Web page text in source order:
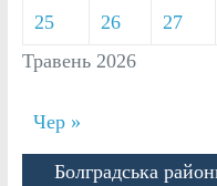
Травень 2026
25 26 27
Чер »
Болградська